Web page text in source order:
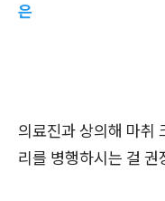
은
의료진과 상의해 마취
리를 병행하시는 걸 권